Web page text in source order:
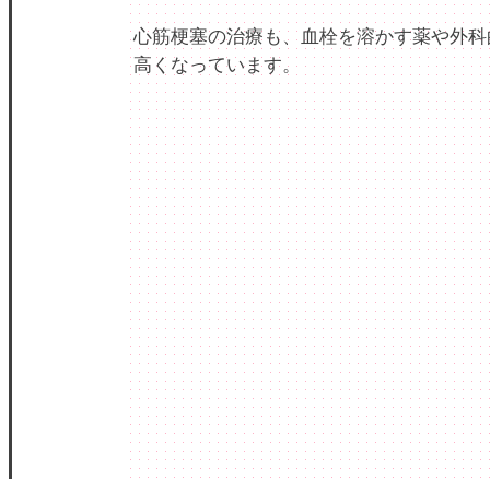
心筋梗塞の治療も、血栓を溶かす薬や外
高くなっています。